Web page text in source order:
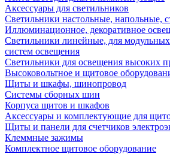
Аксессуары для светильников
Светильники настольные, напольные,
Иллюминационное, декоративное
Светильники линейные, для
систем освещения
Светильники для освещения высоких
Высоковольтное и щитовое
Щиты и шкафы, шинопровод
Системы сборных шин
Корпуса щитов и шкафов
Аксессуары и комплектующие для
Щиты и панели для счетчиков
Клеммные зажимы
Комплектное щитовое оборудование